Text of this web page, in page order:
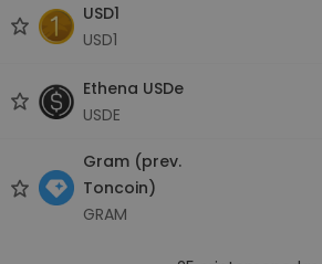
USD1
USD1
Ethena USDe
USDE
Gram (prev.
Toncoin)
GRAM